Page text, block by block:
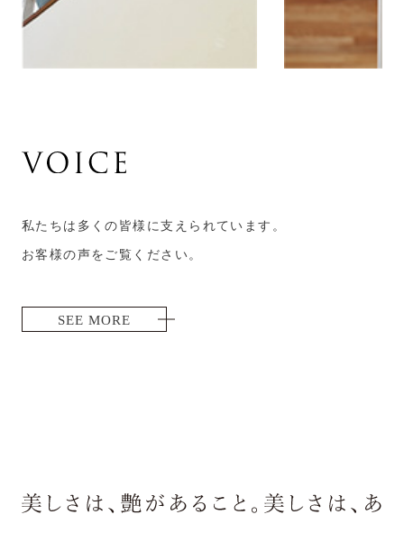
私たちは多くの皆様に支えられています。
お客様の声をご覧ください。
SEE MORE